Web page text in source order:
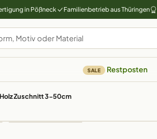
in Pößneck Familienbetrieb aus Thüringen
SALE Restposten
Zuschnitt 3-50cm